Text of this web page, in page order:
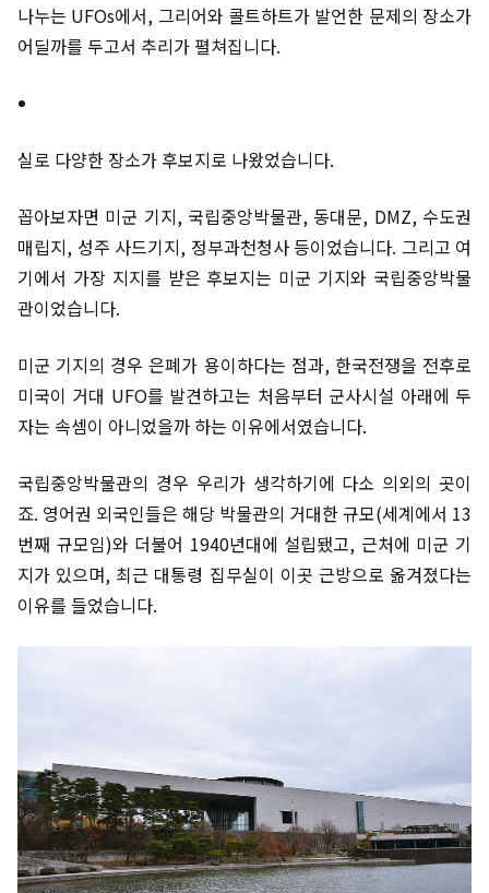
나누는 UFOs에서, 그리어와 콜트하트가 발언한 문제의 장소가
어딜까를 두고서 추리가 펼쳐집니다.
실로 다양한 장소가 후보지로 나왔었습니다.
꼽아보자면 미군 기지, 국립중앙박물관, 동대문, DMZ, 수도권
매립지, 성주 사드기지, 정부과천청사 등이었습니다. 그리고 여
기에서 가장 지지를 받은 후보지는 미군 기지와 국립중앙박물
관이었습니다.
미군 기지의 경우 은폐가 용이하다는 점과, 한국전쟁을 전후로
미국이 거대 UFO를 발견하고는 처음부터 군사시설 아래에 두
자는 속셈이 아니었을까 하는 이유에서였습니다.
국립중앙박물관의 경우 우리가 생각하기에 다소 의외의 곳이
죠. 영어권 외국인들은 해당 박물관의 거대한 규모(세계에서 13
번째 규모임)와 더불어 1940년대에 설립됐고, 근처에 미군 기
지가 있으며, 최근 대통령 집무실이 이곳 근방으로 옮겨졌다는
이유를 들었습니다.